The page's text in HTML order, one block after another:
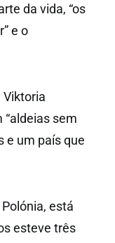
da vida, “os
e o
Viktoria
sem
e um país que
está
esteve três